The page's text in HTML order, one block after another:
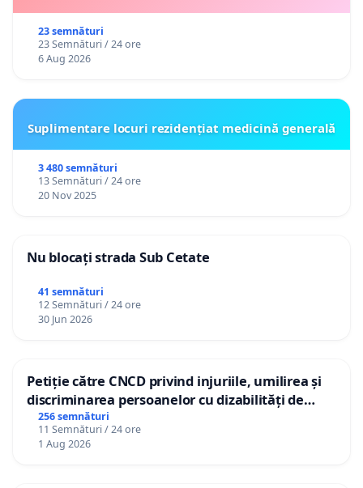
23 semnături
23 Semnături / 24 ore
6 Aug 2026
Suplimentare locuri rezidențiat medicină generală
3 480 semnături
13 Semnături / 24 ore
20 Nov 2025
Nu blocați strada Sub Cetate
41 semnături
12 Semnături / 24 ore
30 Jun 2026
Petiție către CNCD privind injuriile, umilirea și
discriminarea persoanelor cu dizabilități de
către utilizatorul TikTok „Gorici”
256 semnături
11 Semnături / 24 ore
1 Aug 2026